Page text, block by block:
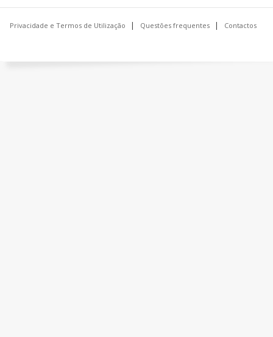
Privacidade e Termos de Utilização Questões frequentes Contactos